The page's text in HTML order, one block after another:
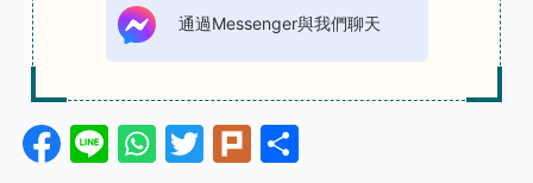
通過Messenger與我們聊天
Facebook
LineWhatsApp
Twitter
Plurk